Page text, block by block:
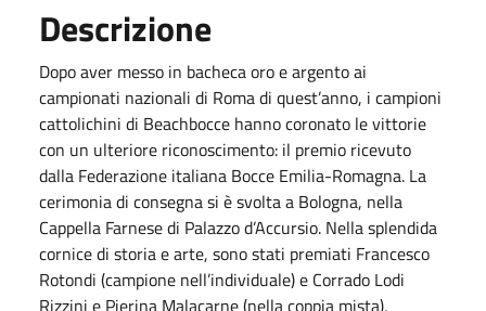
Descrizione
Dopo aver messo in bacheca oro e argento ai
campionati nazionali di Roma di quest’anno, i campioni
cattolichini di Beachbocce hanno coronato le vittorie
con un ulteriore riconoscimento: il premio ricevuto
dalla Federazione italiana Bocce Emilia-Romagna. La
cerimonia di consegna si è svolta a Bologna, nella
Cappella Farnese di Palazzo d’Accursio. Nella splendida
cornice di storia e arte, sono stati premiati Francesco
Rotondi (campione nell’individuale) e Corrado Lodi
Rizzini e Pierina Malacarne (nella coppia mista),